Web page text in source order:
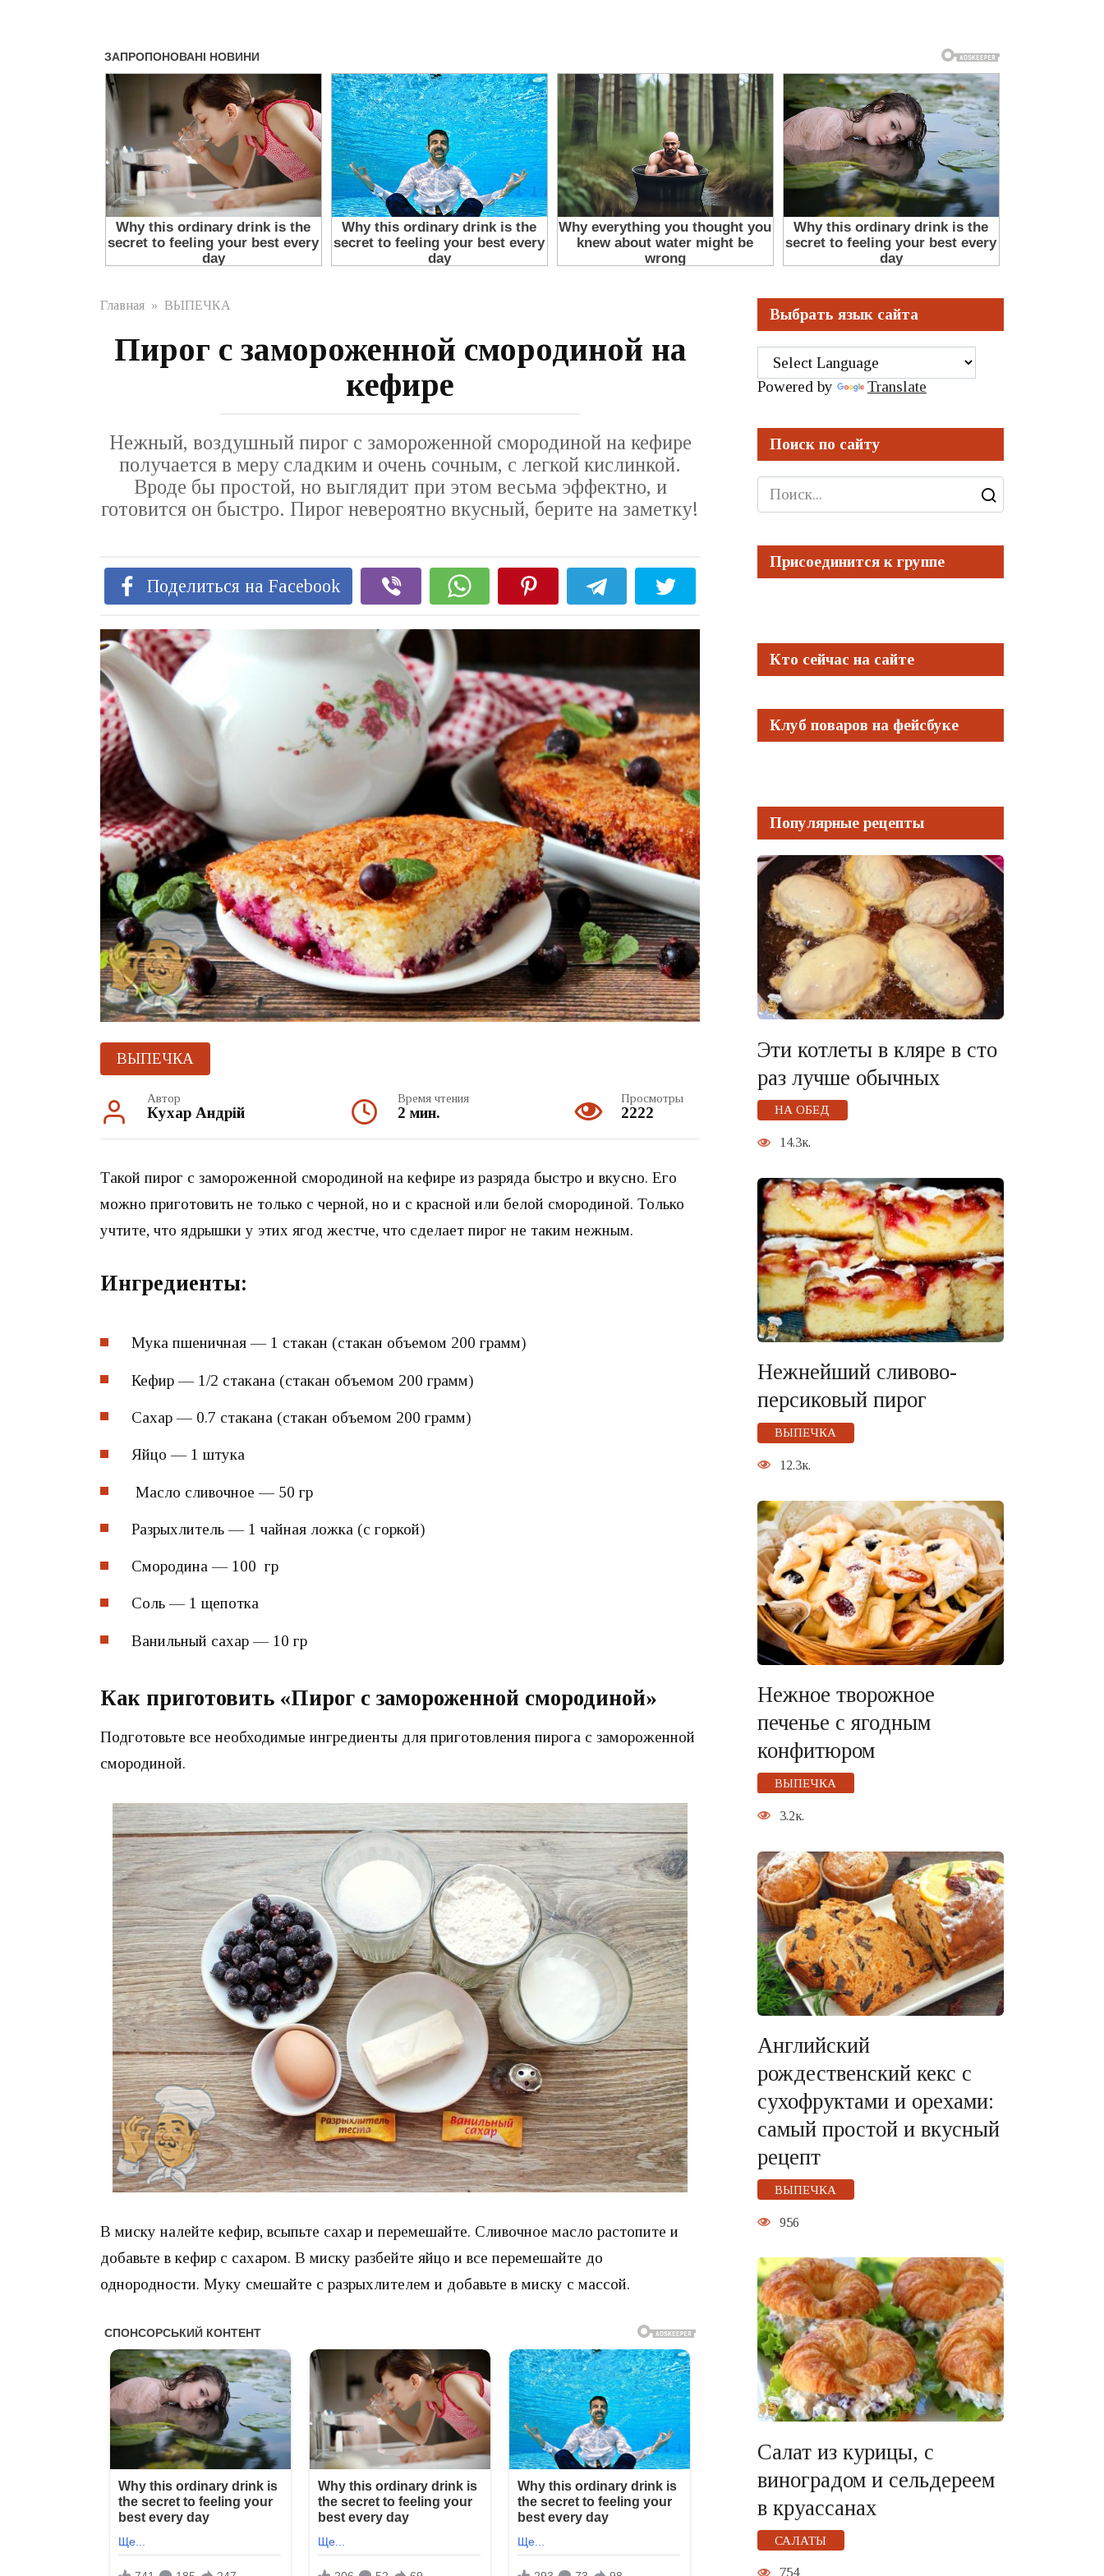
Главная » ВЫПЕЧКА
Пирог с замороженной смородиной на
кефире
Нежный, воздушный пирог с замороженной смородиной на кефире
получается в меру сладким и очень сочным, с легкой кислинкой.
Вроде бы простой, но выглядит при этом весьма эффектно, и
готовится он быстро. Пирог невероятно вкусный, берите на заметку!
Поделиться на Facebook
ВЫПЕЧКА
Автор
Кухар Андрій
Время чтения
2 мин.
Просмотры
2222
Такой пирог с замороженной смородиной на кефире из разряда быстро и вкусно. Его
можно приготовить не только с черной, но и с красной или белой смородиной. Только
учтите, что ядрышки у этих ягод жестче, что сделает пирог не таким нежным.
Ингредиенты:
Мука пшеничная — 1 стакан (стакан объемом 200 грамм)
Кефир — 1/2 стакана (стакан объемом 200 грамм)
Сахар — 0.7 стакана (стакан объемом 200 грамм)
Яйцо — 1 штука
Масло сливочное — 50 гр
Разрыхлитель — 1 чайная ложка (с горкой)
Смородина — 100 гр
Соль — 1 щепотка
Ванильный сахар — 10 гр
Как приготовить «Пирог с замороженной смородиной»
Подготовьте все необходимые ингредиенты для приготовления пирога с замороженной
смородиной.
В миску налейте кефир, всыпьте сахар и перемешайте. Сливочное масло растопите и
добавьте в кефир с сахаром. В миску разбейте яйцо и все перемешайте до
однородности. Муку смешайте с разрыхлителем и добавьте в миску с массой.
Выбрать язык сайта
Powered by Translate
Поиск по сайту
Search
for:
Присоединится к группе
Кто сейчас на сайте
Клуб поваров на фейсбуке
Популярные рецепты
Эти котлеты в кляре в сто
раз лучше обычных
НА ОБЕД
14.3к.
Нежнейший сливово-
персиковый пирог
ВЫПЕЧКА
12.3к.
Нежное творожное
печенье с ягодным
конфитюром
ВЫПЕЧКА
3.2к.
Английский
рождественский кекс с
сухофруктами и орехами:
самый простой и вкусный
рецепт
ВЫПЕЧКА
956
Салат из курицы, с
виноградом и сельдереем
в круассанах
САЛАТЫ
754